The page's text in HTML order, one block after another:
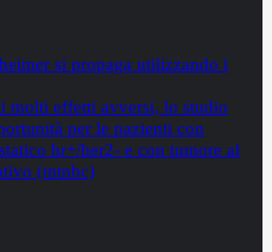
si propaga utilizzando i
molti effetti avversi, lo studio
per le pazienti con
hr+/her2- e con tumore al
(mtnbc)